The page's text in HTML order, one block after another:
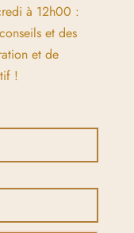
à 12h00 :
et des
et de
!